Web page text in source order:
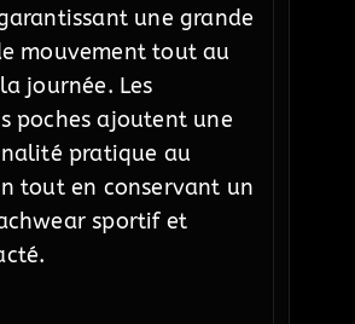
une grande
mouvement tout au
journée. Les
poches ajoutent une
pratique au
tout en conservant un
sportif et